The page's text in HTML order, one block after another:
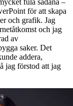
för att skapa
och grafik. Jag
och jag
av
saker. Det
addera,
jag förstod att jag